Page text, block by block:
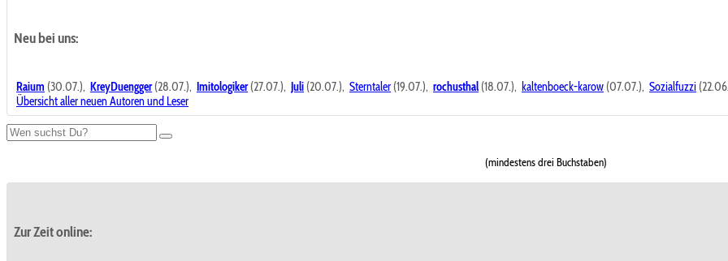
Neu bei uns:
Raium (30.07.), KreyDuengger(28.07.), Imitologiker(27.07.), Juli (20.07.), Sterntaler (19.07.), rochusthal (18.07.), kaltenboeck-karow (07.07.), Sozialfuzzi
Übersicht aller neuen Autoren und Leser
(mindestens drei Buchstaben)
Zur Zeit online: